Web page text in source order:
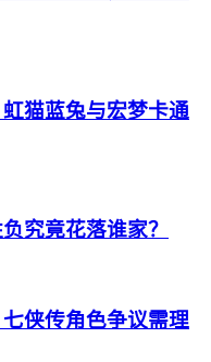
猫蓝兔与宏梦卡通
究竟花落谁家？
侠传角色争议需理